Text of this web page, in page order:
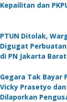
Kepailitan dan
PTUN Ditolak,
Digugat
di PN Jakarta Barat
Gegara Tak Bayar
Vicky Prasetyo
Dilaporkan